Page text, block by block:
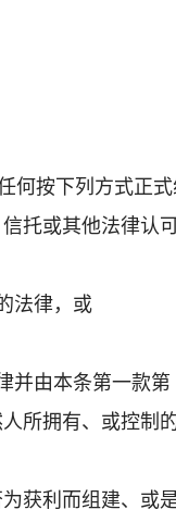
任何按下列方式
托或其他法律认可
法律，或
并由本条第一款
所拥有、或控制的
获利而组建、或